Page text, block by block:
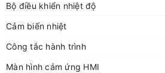
Bộ điều khiển nhiệt độ
Cảm biến nhiệt
Công tắc hành trình
Màn hình cảm ứng HMI